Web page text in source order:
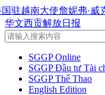
斯越南共产党中央总书
华文西贡解放日报
SGGP Online
SGGP Đầu tư Tài
SGGP Thể Thao
English Edition